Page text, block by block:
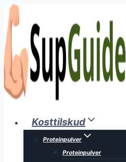
Fortsæt
til
indhold
Kosttilskud
Proteinpulver
Proteinpulver